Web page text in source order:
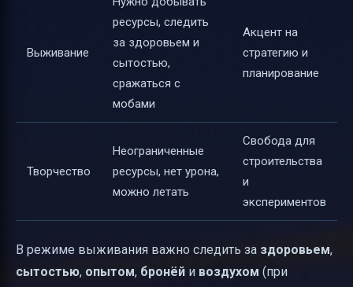
Выживание
ресурсы, следить
за здоровьем и
сытостью,
сражаться с
мобами
Акцент на
стратегию и
планирование
Творчество
Неограниченные
ресурсы, нет урона,
можно летать
Свобода для
строительства
и
экспериментов
В режиме выживания важно следить за здоровьем,
сытостью, опытом, бронёй и воздухом (при